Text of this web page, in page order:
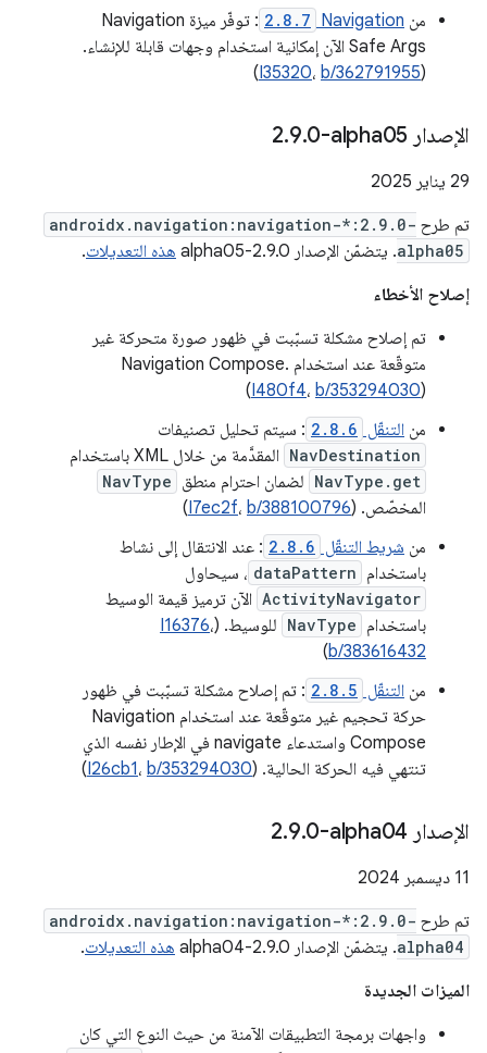
من Navigation
2.8.7
: توفّر ميزة Navigation
Safe Args الآن إمكانية استخدام وجهات قابلة للإنشاء.
(
I35320، b/362791955
)
الإصدار ‎2 .9.0-alpha05
‫29 يناير 2025
تم طرح androidx.navigation:navigation-*:2.9.0-
alpha05. يتضمّن الإصدار 2.9.0-alpha05 هذه التعديلات.
إصلاح الأخطاء
تم إصلاح مشكلة تسبّبت في ظهور صورة متحركة غير
متوقّعة عند استخدام Navigation Compose.
(I480f4، b/353294030)
من التنقّل 2.8.6 : سيتم تحليل تصنيفات
NavDestination المقدَّمة من خلال XML باستخدام
NavType.get لضمان احترام منطق NavType
المخصّص. ( I7ec2f، b/388100796
)
من شريط التنقّل 2.8.6 : عند الانتقال إلى نشاط
باستخدام dataPattern ، سيحاول
ActivityNavigator الآن ترميز قيمة الوسيط
باستخدام NavType للوسيط. ( I16376،
b/383616432
)
من التنقّل 2.8.5 : تم إصلاح مشكلة تسبّبت في ظهور
حركة تحجيم غير متوقّعة عند استخدام Navigation
Compose واستدعاء navigate في الإطار نفسه الذي
تنتهي فيه الحركة الحالية. (
I26cb1، b/353294030
)
الإصدار ‎2 .9.0-alpha04
‫11 ديسمبر 2024
تم طرح androidx.navigation:navigation-*:2.9.0-
alpha04. يتضمّن الإصدار 2.9.0-alpha04 هذه التعديلات.
الميزات الجديدة
واجهات برمجة التطبيقات الآمنة من حيث النوع التي كان